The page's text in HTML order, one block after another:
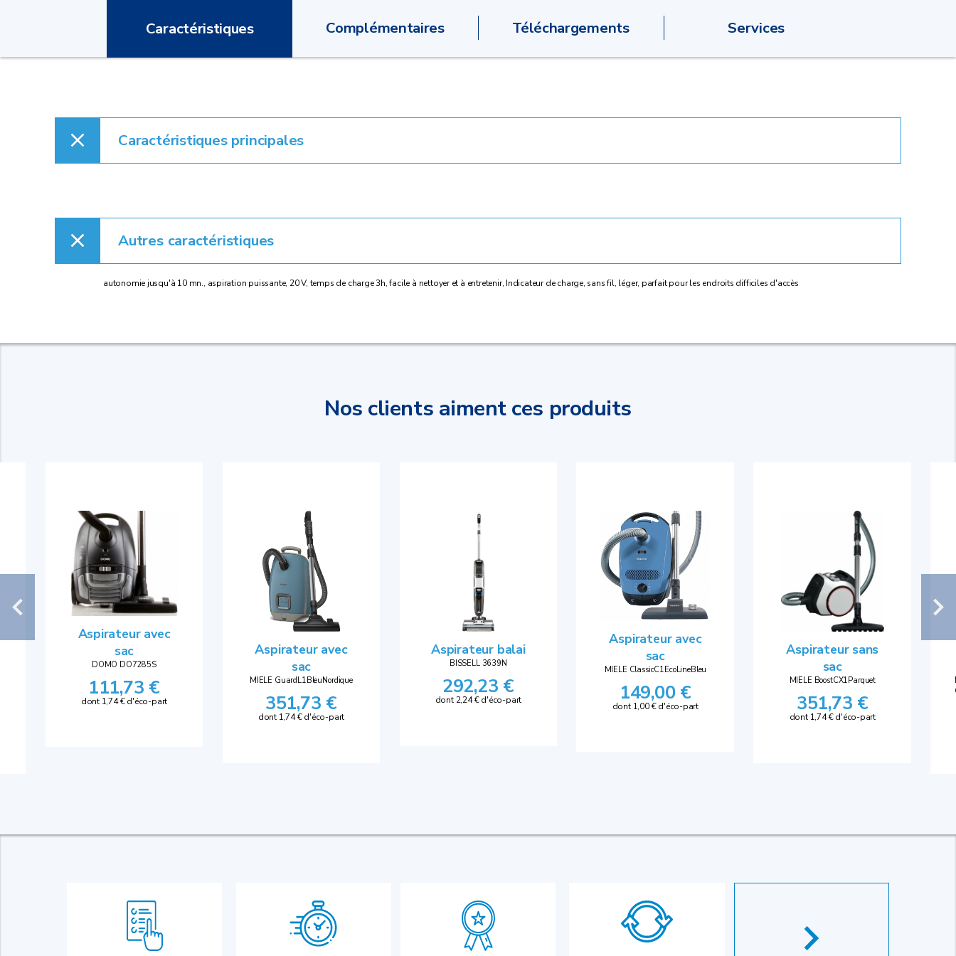
Caractéristiques Complémentaires Téléchargements Services
Caractéristiques principales
Autres caractéristiques
autonomie jusqu'à 10 mn., aspiration puissante, 20 V, temps de charge 3h, facile à nettoyer et à entretenir, Indicateur de charge, sans fil, léger, parfait pour les endroits difficiles d'accès
Nos clients aiment ces produits
Aspirateur avec
sac
DOMO DO7285S
111,73 €
dont 1,74 € d'éco-part
Aspirateur avec
sac
MIELE GuardL1BleuNordique
351,73 €
dont 1,74 € d'éco-part
Aspirateur balai
BISSELL 3639N
292,23 €
dont 2,24 € d'éco-part
Aspirateur avec
sac
MIELE ClassicC1EcoLineBleu
149,00 €
dont 1,00 € d'éco-part
Aspirateur sans
sac
MIELE BoostCX1Parquet
351,73 €
dont 1,74 € d'éco-part